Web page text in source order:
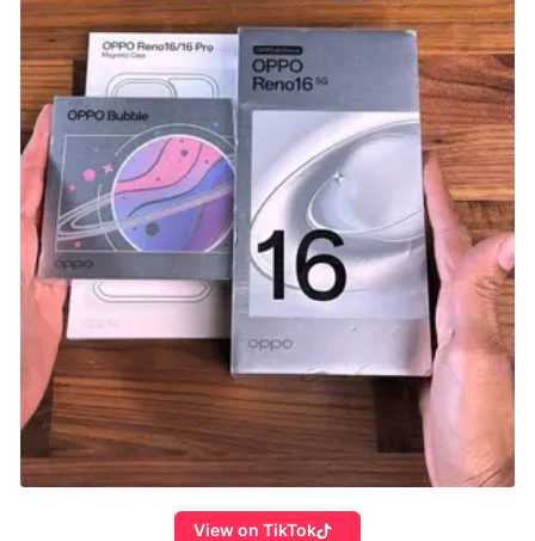
100 Caps
Plan: Civil Engineer Armor Left Arm
Plan: Civil Engineer Armor Right Arm
Plan: Spectacular Performer’s Outfit
Plan: Spectacular Performer’s Headwear
كمية عشوائية من Stimpaks أو عناصر مساعدة أخرى.
شارك هذه الصفحة عبر
View on TikTok